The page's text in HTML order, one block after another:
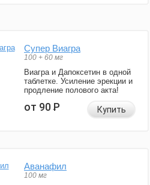
Супер Виагра
100 + 60 мг
Виагра и Дапоксетин в одной
таблетке. Усиление эрекции и
продление полового акта!
от 90Р Купить
Аванафил
100 мг